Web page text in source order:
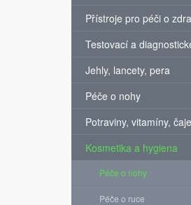
Přístroje pro péči o
Testovací a
Jehly, lancety, pera
Péče o nohy
Potraviny, vitamíny, čaje
Kosmetika a hygiena
Péče o nohy
Péče o ruce